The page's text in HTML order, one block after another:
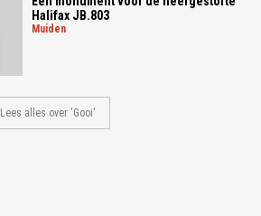
Halifax JB.803
muiden
Lees alles over 'Gooi'